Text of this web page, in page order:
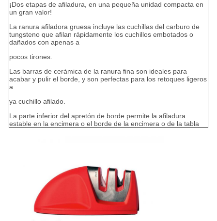
¡Dos etapas de afiladura, en una pequeña unidad compacta en
un gran valor!
La ranura afiladora gruesa incluye las cuchillas del carburo de
tungsteno que afilan rápidamente los cuchillos embotados o
dañados con apenas a
pocos tirones.
Las barras de cerámica de la ranura fina son ideales para
acabar y pulir el borde, y son perfectas para los retoques ligeros
a
ya cuchillo afilado.
La parte inferior del apretón de borde permite la afiladura
estable en la encimera o el borde de la encimera o de la tabla